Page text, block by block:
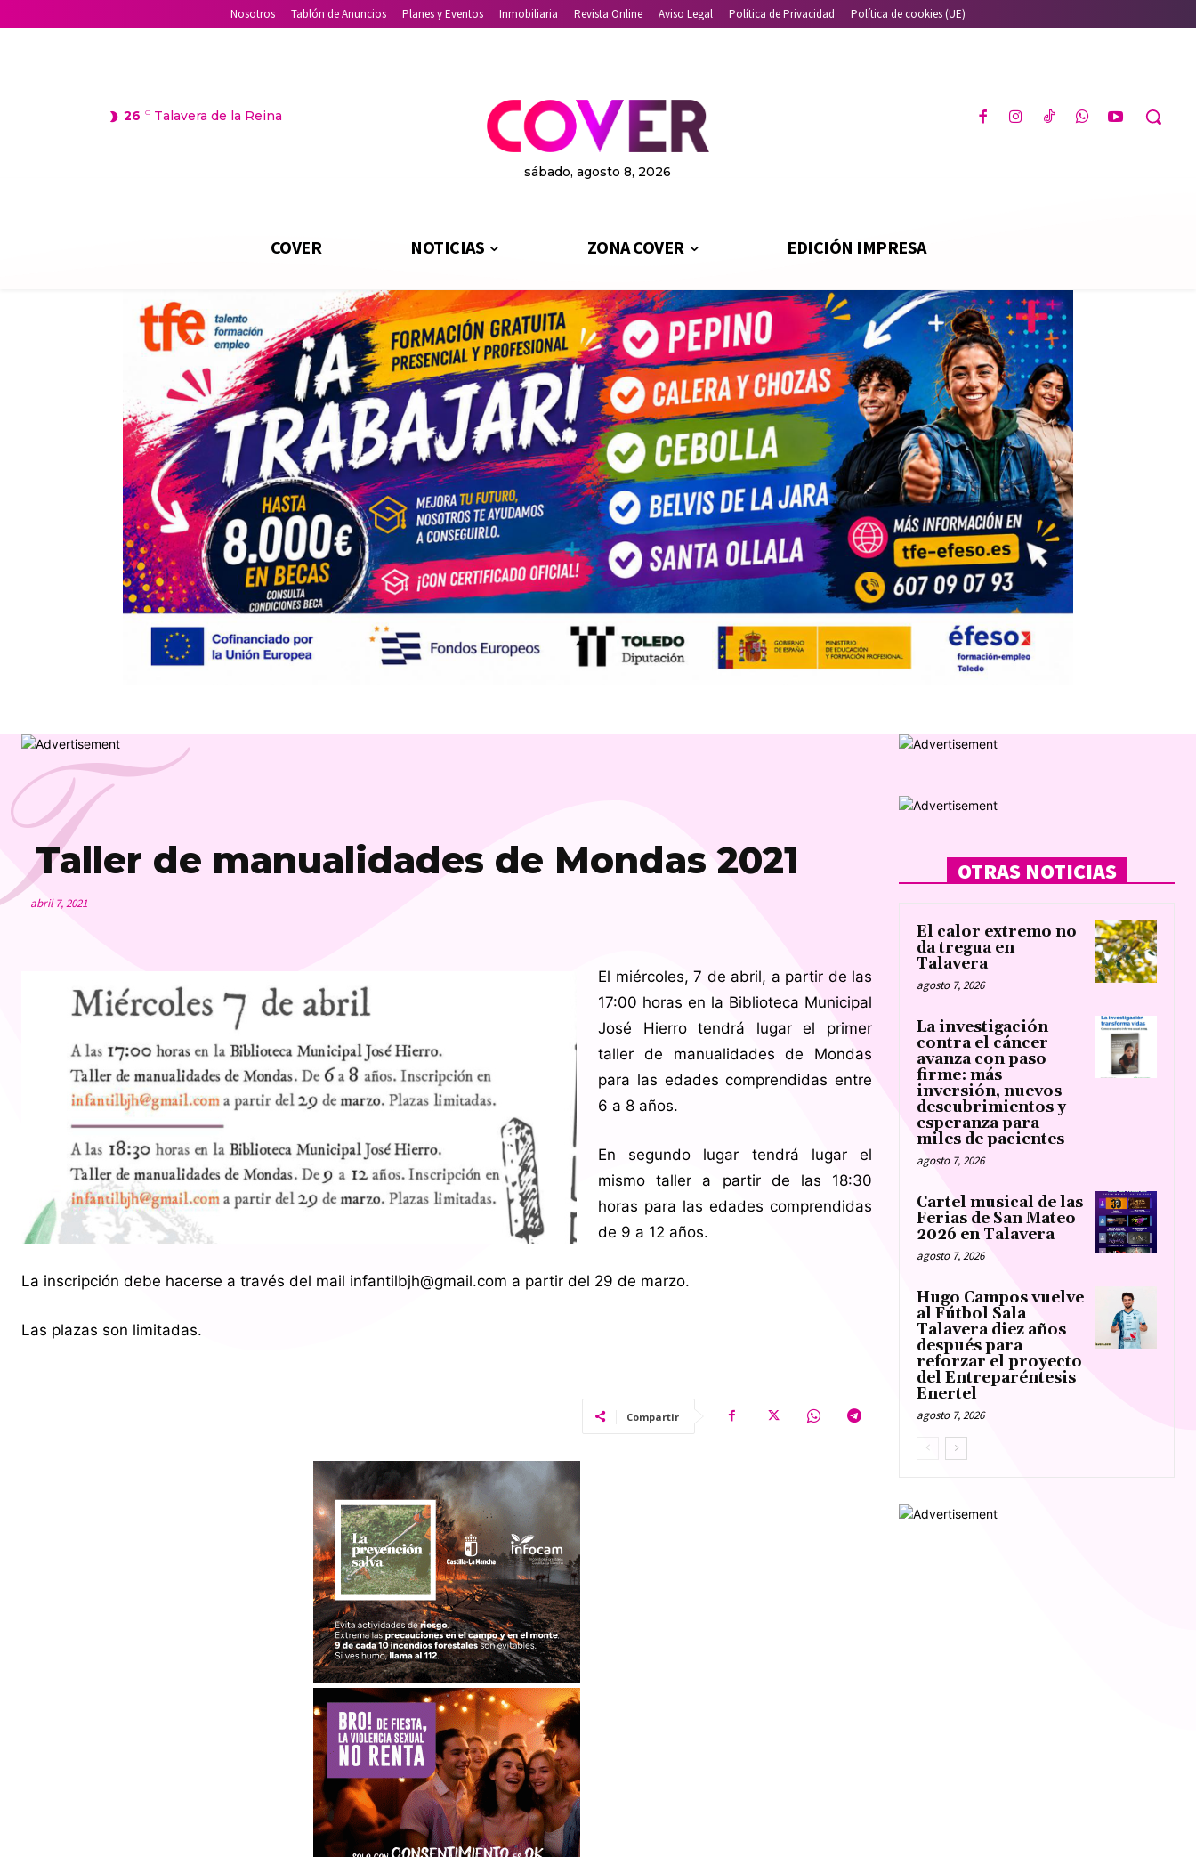
Nosotros Tablón de Anuncios Planes y Eventos Inmobiliaria Revista Online Aviso Legal Política de Privacidad Política de cookies (UE)
26 C Talavera de la Reina
sábado, agosto 8, 2026
COVER NOTICIAS ZONA COVER EDICIÓN IMPRESA
Taller de manualidades de Mondas 2021
abril 7, 2021
El miércoles, 7 de abril, a partir de las
17:00 horas en la Biblioteca Municipal
José Hierro tendrá lugar el primer
taller de manualidades de Mondas
para las edades comprendidas entre
6 a 8 años.
En segundo lugar tendrá lugar el
mismo taller a partir de las 18:30
horas para las edades comprendidas
de 9 a 12 años.
La inscripción debe hacerse a través del mail infantilbjh@gmail.com a partir del 29 de marzo.
Las plazas son limitadas.
Compartir
OTRAS NOTICIAS
El calor extremo no
da tregua en
Talavera
agosto 7, 2026
La investigación
contra el cáncer
avanza con paso
firme: más
inversión, nuevos
descubrimientos y
esperanza para
miles de pacientes
agosto 7, 2026
Cartel musical de las
Ferias de San Mateo
2026 en Talavera
agosto 7, 2026
Hugo Campos vuelve
al Fútbol Sala
Talavera diez años
después para
reforzar el proyecto
del Entreparéntesis
Enertel
agosto 7, 2026